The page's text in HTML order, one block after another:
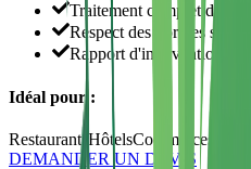
Traitement complet de
Respect des normes
Rapport d'intervention
Idéal pour :
Restaurants HôtelsCommerces
DEMANDER UN DEVIS